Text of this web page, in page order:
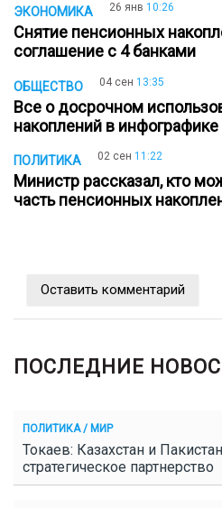
ЭКОНОМИКА 26 янв 10:26
Снятие пенсионных
соглашение с 4 банками
ОБЩЕСТВО 04 сен 13:35
Все о досрочном
накоплений в инфографике
ПОЛИТИКА 02 сен 11:22
Министр рассказал, кто
часть пенсионных
Оставить комментарий
ПОСЛЕДНИЕ
ПОЛИТИКА / МИР
Токаев: Казахстан и
стратегическое партнерство